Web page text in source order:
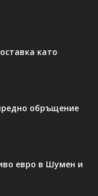
като
обръщение
евро в Шумен и